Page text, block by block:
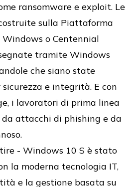
ransomware e exploit. Le
sulla Piattaforma
o Centennial
tramite Windows
che siano state
e integrità. E con
i lavoratori di prima linea
attacchi di phishing e da
- Windows 10 S è stato
la moderna tecnologia IT,
e la gestione basata su